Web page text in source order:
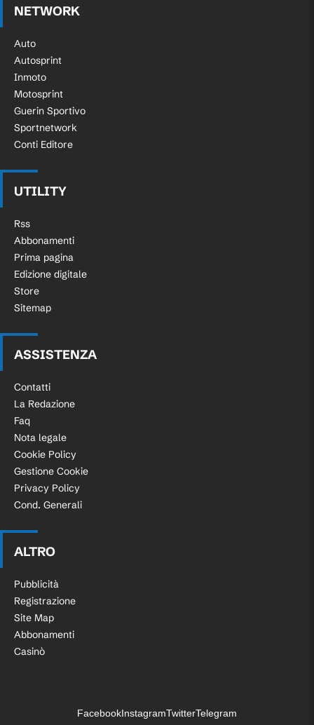
NETWORK
Auto
Autosprint
Inmoto
Motosprint
Guerin Sportivo
Sportnetwork
Conti Editore
UTILITY
Rss
Abbonamenti
Prima pagina
Edizione digitale
Store
Sitemap
ASSISTENZA
Contatti
La Redazione
Faq
Nota legale
Cookie Policy
Gestione Cookie
Privacy Policy
Cond. Generali
ALTRO
Pubblicità
Registrazione
Site Map
Abbonamenti
Casinò
FacebookInstagramTwitterTelegram